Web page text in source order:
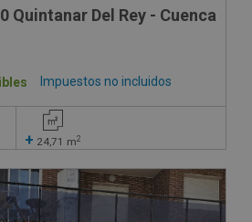
Quintanar Del Rey - Cuenca
Impuestos no incluidos
+ 24,71 m2